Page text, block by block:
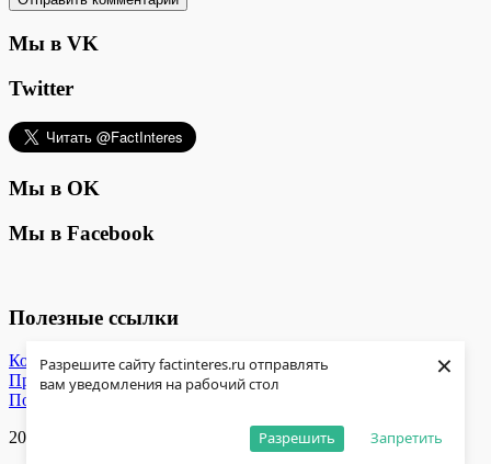
Разрешите сайту factinteres.ru отправлять
вам уведомления на рабочий стол
Запретить
Разрешить
×
Мы в VK
Twitter
Мы в OK
Мы в Facebook
Полезные ссылки
Контакты
Прислать новость
Помощь проекту
2018-2022 © ВСЕ ПРАВА ЗАЩИЩЕНЫ —
Вверх ↑